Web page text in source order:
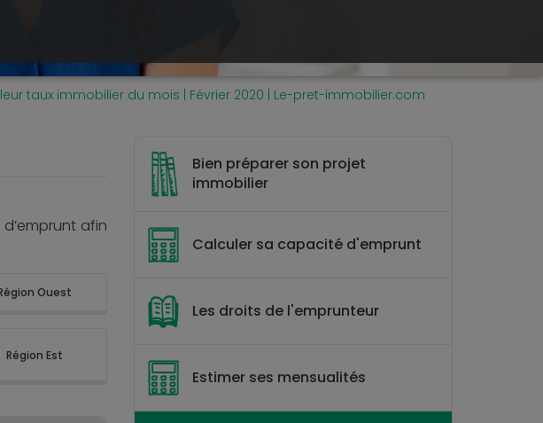
taux immobilier du mois | Février 2020 | Le-pret-immobilier.com
afin
Ouest
Région Est
Bien préparer son projet
immobilier
Calculer sa capacité d'emprunt
Les droits de l'emprunteur
Estimer ses mensualités